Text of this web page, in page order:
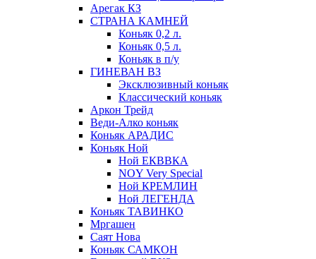
Арегак КЗ
СТРАНА КАМНЕЙ
Коньяк 0,2 л.
Коньяк 0,5 л.
Коньяк в п/у
ГИНЕВАН ВЗ
Эксклюзивный коньяк
Классический коньяк
Аркон Трейд
Веди-Алко коньяк
Коньяк АРАДИС
Коньяк Ной
Ной ЕКВВКА
NOY Very Special
Ной КРЕМЛИН
Ной ЛЕГЕНДА
Коньяк ТАВИНКО
Мргашен
Саят Нова
Коньяк САМКОН